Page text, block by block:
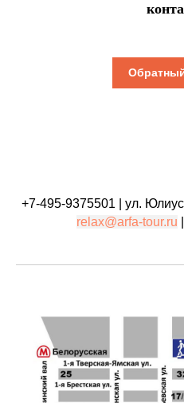
+7-495-9375501 | ул.
relax@arfa-tour.ru